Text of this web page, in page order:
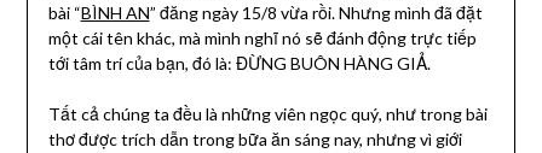
bài “BÌNH AN” đăng ngày 15/8 vừa rồi. Nhưng mình đã đặt
một cái tên khác, mà mình nghĩ nó sẽ đánh động trực tiếp
tới tâm trí của bạn, đó là: ĐỪNG BUÔN HÀNG GIẢ.
Tất cả chúng ta đều là những viên ngọc quý, như trong bài
thơ được trích dẫn trong bữa ăn sáng nay, nhưng vì giới